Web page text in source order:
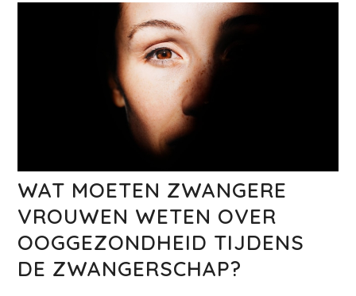
WAT MOETEN ZWANGERE
VROUWEN WETEN OVER
OOGGEZONDHEID TIJDENS
DE ZWANGERSCHAP?